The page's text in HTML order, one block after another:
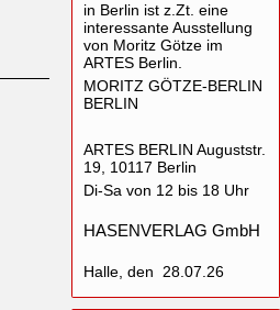
in Berlin ist z.Zt. eine
interessante Ausstellung
von Moritz Götze im
ARTES Berlin.
MORITZ GÖTZE-BERLIN
BERLIN
ARTES BERLIN Auguststr.
19, 10117 Berlin
Di-Sa von 12 bis 18 Uhr
HASENVERLAG GmbH
Halle, den 28.07.26